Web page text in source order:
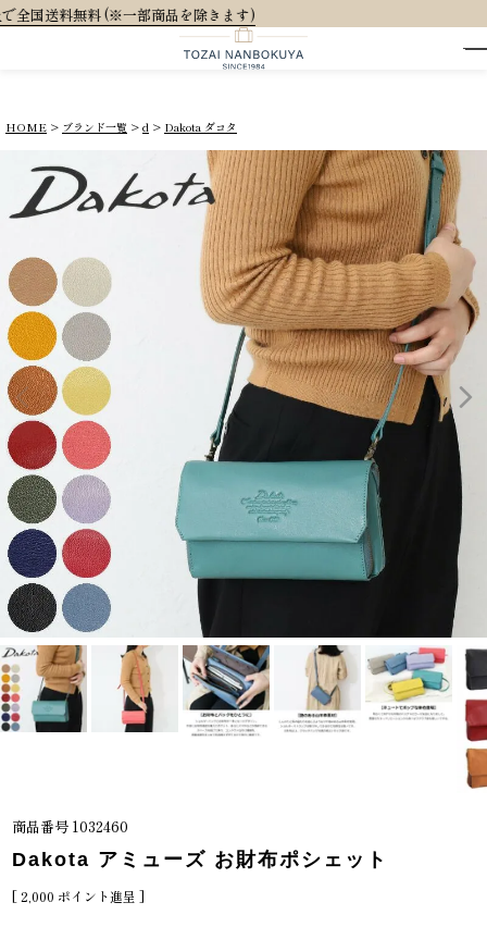
HOME ブランド一覧 d Dakota ダコタ
商品番号 1032460
Dakota アミューズ お財布ポシェット
[ 2,000 ポイント進呈 ]